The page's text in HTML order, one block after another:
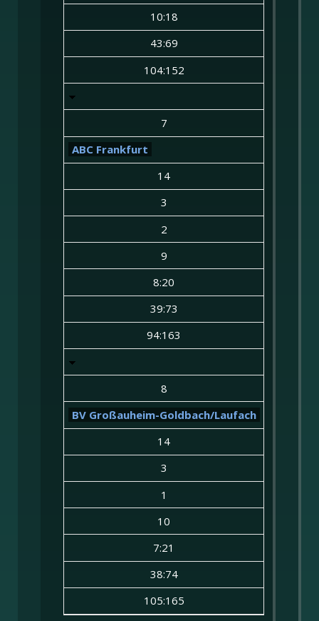
10:18
43:69
104:152
7
ABC Frankfurt
14
3
2
9
8:20
39:73
94:163
8
BV Großauheim-Goldbach/Laufach
14
3
1
10
7:21
38:74
105:165